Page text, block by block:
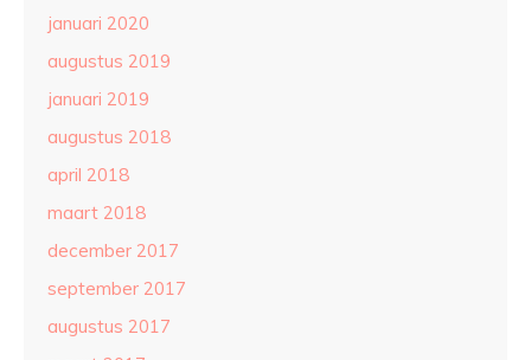
januari 2020
augustus 2019
januari 2019
augustus 2018
april 2018
maart 2018
december 2017
september 2017
augustus 2017